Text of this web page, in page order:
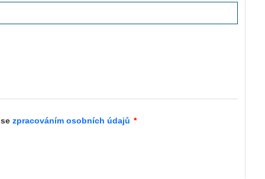
zpracováním osobních údajů *